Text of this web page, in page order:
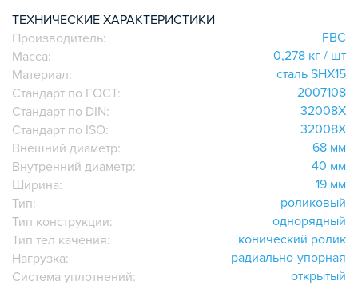
ИГОЛЬЧАТЫЕ РОЛИКОВЫЕ
ЛИНЕЙНЫЕ СОЕДИНИТЕЛИ
ДОПОЛНИТЕЛЬНАЯ ОБРАБОТКА
ПАРАЛЛЕЛЬНЫЕ СОЕДИНИТЕЛИ
ПРОМЫШЛЕННАЯ МЕБЕЛЬ
СИСТЕМА ЛЕСТНИЦ И ПЛАТФОРМ
БЫСТРЫЕ СОЕДИНИТЕЛИ
ВИНТОВЫЕ СОЕДИНИТЕЛИ И ВТУЛКИ
ШАРНИРНЫЕ И ПОДВИЖНЫЕ СОЕДИНИТЕЛИ
НАБОРЫ
ПЕТЛИ, РУЧКИ, ЗАМКИ, ЗАЩЕЛКИ
ТЕХНИЧЕСКИЕ ХАРАКТЕРИСТИКИ
Производитель:
FBC
Масса:
0,278 кг / шт
Материал:
сталь SHX15
Стандарт по ГОСТ:
2007108
Стандарт по DIN:
32008X
Стандарт по ISO:
32008X
Внешний диаметр:
68 мм
Внутренний диаметр:
40 мм
Ширина:
19 мм
Тип:
роликовый
Тип конструкции:
однорядный
Тип тел качения:
конический ролик
Нагрузка:
радиально-упорная
Система уплотнений:
открытый